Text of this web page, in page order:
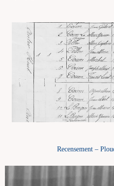
Recensement –